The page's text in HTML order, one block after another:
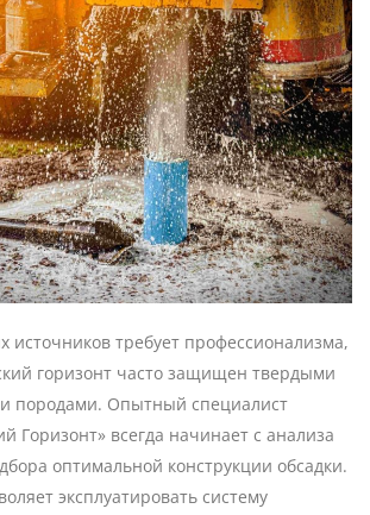
источников требует профессионализма,
горизонт часто защищен твердыми
породами. Опытный специалист
Горизонт» всегда начинает с анализа
оптимальной конструкции обсадки.
эксплуатировать систему